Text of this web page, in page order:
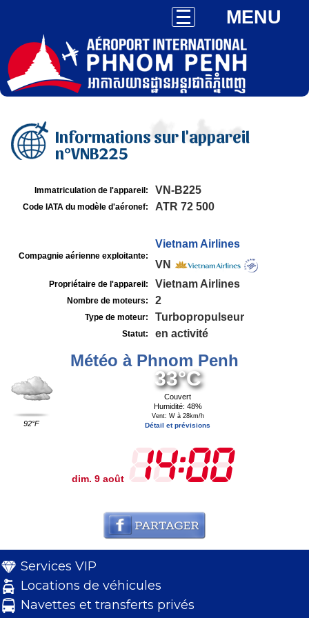
MENU
Informations sur l'appareil
n°VNB225
Immatriculation de l'appareil: VN-B225
Code IATA du modèle d'aéronef: ATR 72 500
Compagnie aérienne exploitante:
Vietnam Airlines
VN
Propriétaire de l'appareil: Vietnam Airlines
Nombre de moteurs: 2
Type de moteur: Turbopropulseur
Statut: en activité
Météo à Phnom Penh
92°F
33°C
Couvert
Humidité: 48%
Vent: W à 28km/h
Détail et prévisions
dim. 9 août
Services VIP
Locations de véhicules
Navettes et transferts privés